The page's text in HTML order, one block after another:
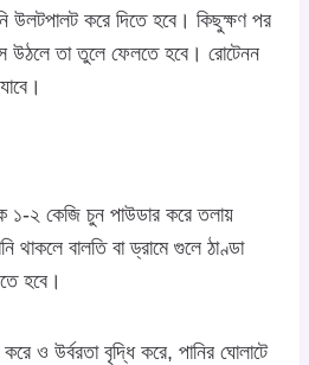
উলটপালট করে দিতে হবে। কিছুক্ষণ পর
উঠলে তা তুলে ফেলতে হবে। রোটেনন
২ কেজি চুন পাউডার করে তলায়
থাকলে বালতি বা ড্রামে গুলে ঠাণ্ডা
হবে।
ও উর্বরতা বৃদ্ধি করে, পানির ঘোলাটে